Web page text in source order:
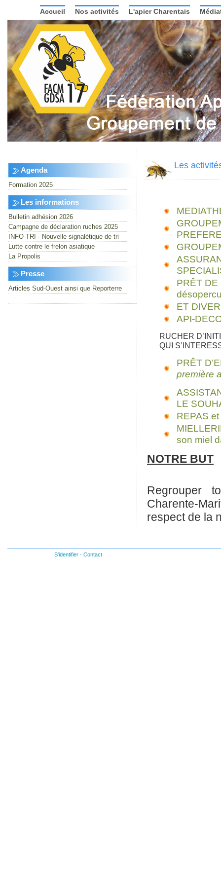
L'apier Charentais
Nos activités
Accueil
Agenda
Formation 2025
Les informations
Bulletin adhésion 2026
Campagne de déclaration ruches 2025
INFO-TRI - Nouvelle signalétique de tri
Lutte contre le frelon asiatique
La Propolis
Presse
Articles Sud-Ouest ainsi que Reporterre
Les
PRÊT DE
ET
API-
RUCHER
QUI
PRÊT
première
LE
REPAS
son miel
NOTRE BUT
Regrouper
Charente-
respect de la
S'identifier - Contact